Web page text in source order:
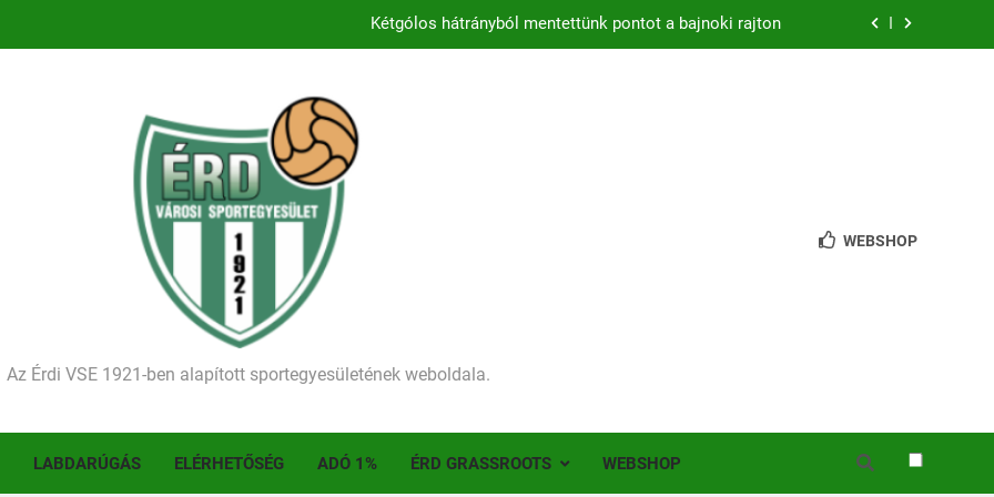
Kétgólos hátrányból mentettünk pontot a bajnoki rajton
Történelmet írt az I. Érdi Football Fesztivál – több mint 200 játékos lépett pályára Érden
Ellenfelünk visszalépése miatt játék nélkül jutottunk tovább a MOL Magyar Kupában
Kezdődik a 2026–2027-es szezon – hazai pályán rajtol az Érdi VSE!
Történelmet írt az I. Érdi Football Fesztivál – több mint 200 játékos lépett pályára Érden
Az Érdi VSE 1921-ben alapított sportegyesületének weboldala.
WEBSHOP
LABDARÚGÁS ELÉRHETŐSÉG ADÓ 1% ÉRD GRASSROOTS WEBSHOP